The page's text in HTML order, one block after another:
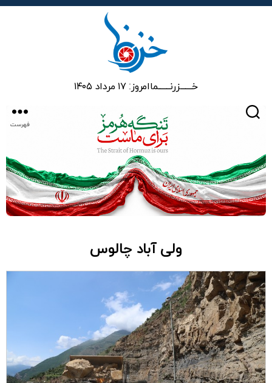
خـــــــزرنـــــــماامروز: ۱۷ مرداد ۱۴۰۵
فهرست
ولی آباد چالوس